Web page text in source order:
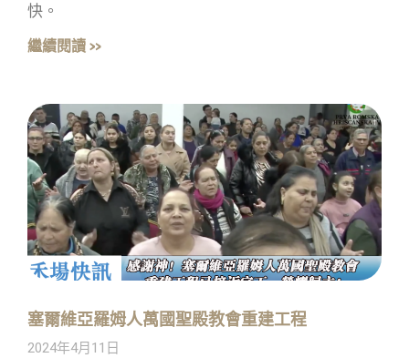
快。
繼續閱讀 »
塞爾維亞羅姆人萬國聖殿教會重建工程
2024年4月11日